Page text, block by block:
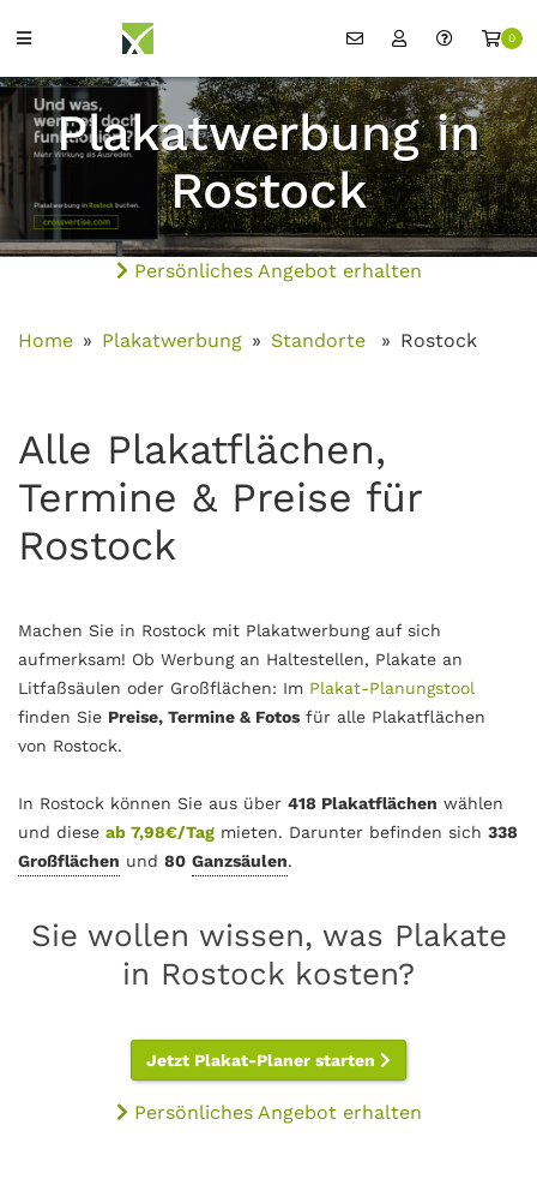
0
Plakatwerbung in
Rostock
Persönliches Angebot erhalten
Home Plakatwerbung Standorte Rostock
Alle Plakatflächen,
Termine & Preise für
Rostock
Machen Sie in Rostock mit Plakatwerbung auf sich
aufmerksam! Ob Werbung an Haltestellen, Plakate an
Litfaßsäulen oder Großflächen: Im Plakat-Planungstool
finden Sie Preise, Termine & Fotos für alle Plakatflächen
von Rostock.
In Rostock können Sie aus über 418 Plakatflächen wählen
und diese ab 7,98€/Tag mieten. Darunter befinden sich 338
Großflächen und 80 Ganzsäulen.
Sie wollen wissen, was Plakate
in Rostock kosten?
Jetzt Plakat-Planer starten
Persönliches Angebot erhalten